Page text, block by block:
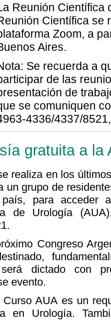
Reunión Científica
Científica se
Zoom, a
Aires.
Se recuerda a
de las
de
se comuniquen
4336/4337/
gratuita a la
realiza en los
un grupo de
para acceder
de Urología
Congreso
dictado con
evento.
AUA es un
en Urología.